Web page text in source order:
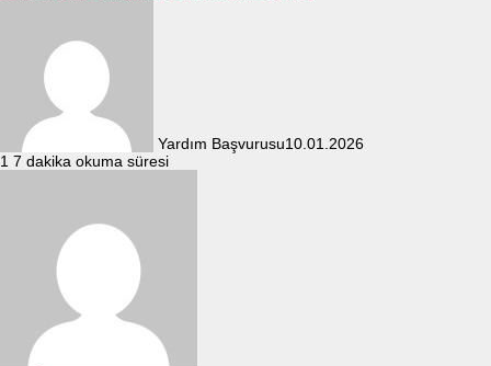
Yardım Başvurusu10.01.2026
1 7 dakika okuma süresi